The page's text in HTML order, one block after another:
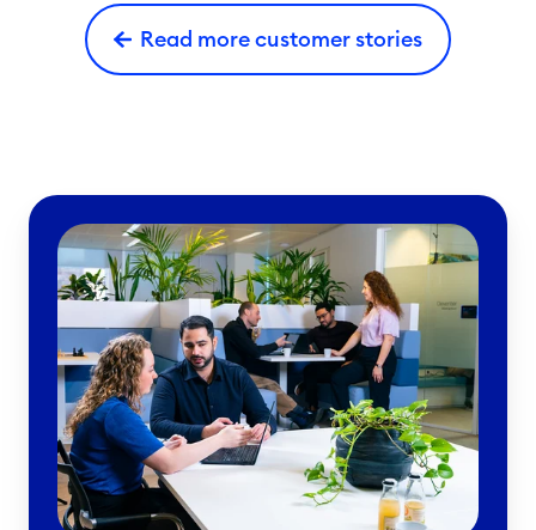
Read more customer stories